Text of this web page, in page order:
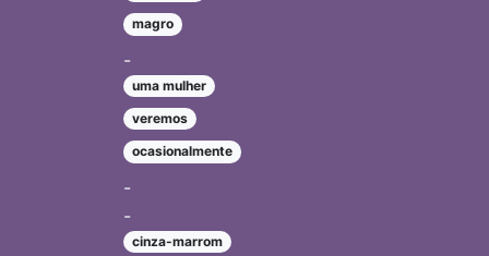
magro
-
uma mulher
veremos
ocasionalmente
-
-
cinza-marrom